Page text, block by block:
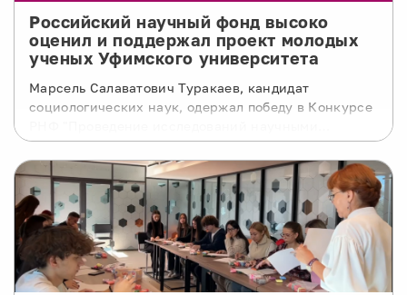
Российский научный фонд высоко
оценил и поддержал проект молодых
ученых Уфимского университета
Марсель Салаватович Туракаев, кандидат
социологических наук, одержал победу в Конкурсе
группами под руководством молодых ученых"